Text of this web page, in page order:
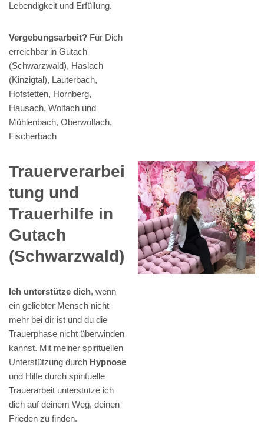
Lebendigkeit und Erfüllung.
Vergebungsarbeit? Für Dich
erreichbar in Gutach
(Schwarzwald), Haslach
(Kinzigtal), Lauterbach,
Hofstetten, Hornberg,
Hausach, Wolfach und
Mühlenbach, Oberwolfach,
Fischerbach
Trauerverarbei
tung und
Trauerhilfe in
Gutach
(Schwarzwald)
Ich unterstütze dich, wenn
ein geliebter Mensch nicht
mehr bei dir ist und du die
Trauerphase nicht überwinden
kannst. Mit meiner spirituellen
Unterstützung durch Hypnose
und Hilfe durch spirituelle
Trauerarbeit unterstütze ich
dich auf deinem Weg, deinen
Frieden zu finden.